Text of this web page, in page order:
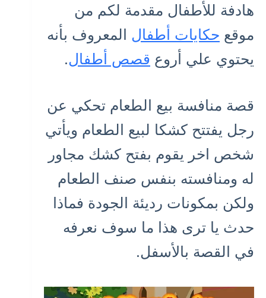
هادفة للأطفال مقدمة لكم من
موقع حكايات أطفال المعروف بأنه
يحتوي علي أروع قصص أطفال.
قصة منافسة بيع الطعام تحكي عن
رجل يفتتح كشكا لبيع الطعام ويأتي
شخص اخر يقوم بفتح كشك مجاور
له ومنافسته بنفس صنف الطعام
ولكن بمكونات رديئة الجودة فماذا
حدث يا ترى هذا ما سوف نعرفه
في القصة بالأسفل.